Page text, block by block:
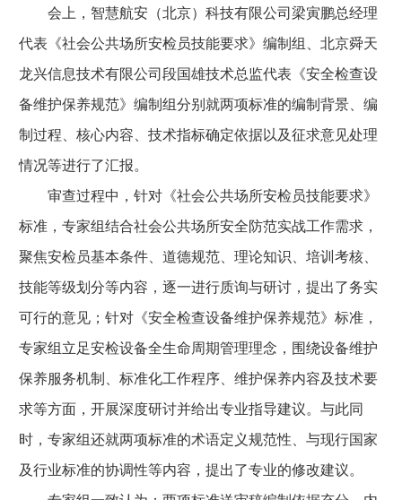
会上，智慧航安（北京）科技有限公司梁寅鹏总经理
代表《社会公共场所安检员技能要求》编制组、北京舜天
龙兴信息技术有限公司段国雄技术总监代表《安全检查设
备维护保养规范》编制组分别就两项标准的编制背景、编
制过程、核心内容、技术指标确定依据以及征求意见处理
情况等进行了汇报。
审查过程中，针对《社会公共场所安检员技能要求》
标准，专家组结合社会公共场所安全防范实战工作需求，
聚焦安检员基本条件、道德规范、理论知识、培训考核、
技能等级划分等内容，逐一进行质询与研讨，提出了务实
可行的意见；针对《安全检查设备维护保养规范》标准，
专家组立足安检设备全生命周期管理理念，围绕设备维护
保养服务机制、标准化工作程序、维护保养内容及技术要
求等方面，开展深度研讨并给出专业指导建议。与此同
时，专家组还就两项标准的术语定义规范性、与现行国家
及行业标准的协调性等内容，提出了专业的修改建议。